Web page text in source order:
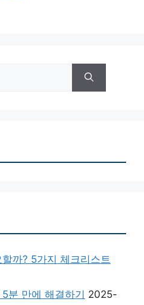
까? 5가지 체크리스트
분 만에 해결하기 2025-